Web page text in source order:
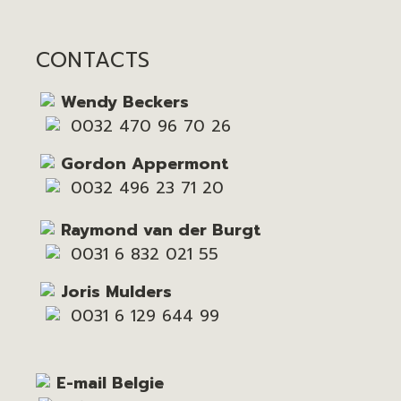
CONTACTS
Wendy Beckers
0032 470 96 70 26
Gordon Appermont
0032 496 23 71 20
Raymond van der Burgt
0031 6 832 021 55
Joris Mulders
0031 6 129 644 99
E-mail Belgie